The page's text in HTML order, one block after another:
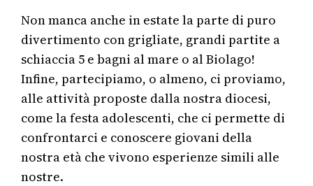
Non manca anche in estate la parte di puro
divertimento con grigliate, grandi partite a
schiaccia 5 e bagni al mare o al Biolago!
Infine, partecipiamo, o almeno, ci proviamo,
alle attività proposte dalla nostra diocesi,
come la festa adolescenti, che ci permette di
confrontarci e conoscere giovani della
nostra età che vivono esperienze simili alle
nostre.